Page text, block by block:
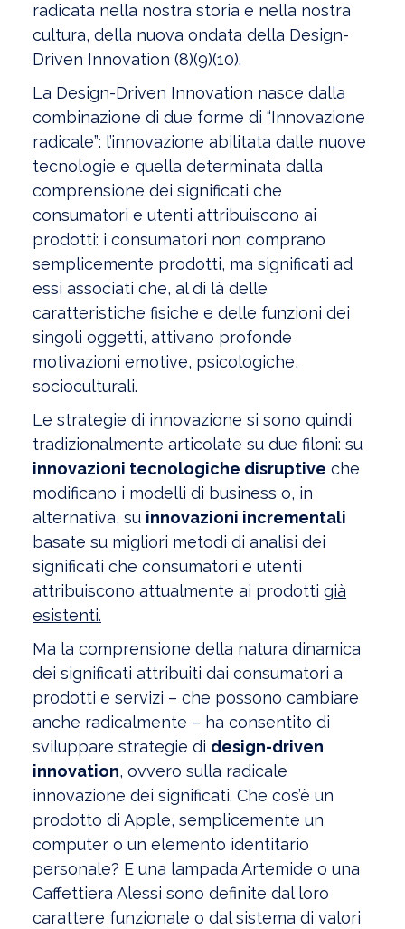
radicata nella nostra storia e nella nostra
cultura, della nuova ondata della Design-
Driven Innovation (8)(9)(10).
La Design-Driven Innovation nasce dalla
combinazione di due forme di “Innovazione
radicale”: l’innovazione abilitata dalle nuove
tecnologie e quella determinata dalla
comprensione dei significati che
consumatori e utenti attribuiscono ai
prodotti: i consumatori non comprano
semplicemente prodotti, ma significati ad
essi associati che, al di là delle
caratteristiche fisiche e delle funzioni dei
singoli oggetti, attivano profonde
motivazioni emotive, psicologiche,
socioculturali.
Le strategie di innovazione si sono quindi
tradizionalmente articolate su due filoni: su
innovazioni tecnologiche disruptive che
modificano i modelli di business o, in
alternativa, su innovazioni incrementali
basate su migliori metodi di analisi dei
significati che consumatori e utenti
attribuiscono attualmente ai prodotti già
esistenti.
Ma la comprensione della natura dinamica
dei significati attribuiti dai consumatori a
prodotti e servizi – che possono cambiare
anche radicalmente – ha consentito di
sviluppare strategie di design-driven
innovation, ovvero sulla radicale
innovazione dei significati. Che cos’è un
prodotto di Apple, semplicemente un
computer o un elemento identitario
personale? E una lampada Artemide o una
Caffettiera Alessi sono definite dal loro
carattere funzionale o dal sistema di valori